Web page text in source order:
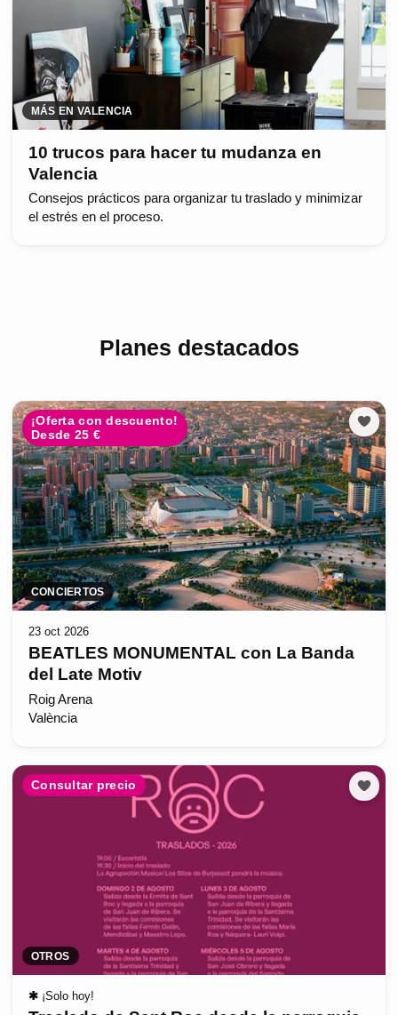
MÁS EN VALENCIA
10 trucos para hacer tu mudanza en
Valencia
Consejos prácticos para organizar tu traslado y minimizar
el estrés en el proceso.
Planes destacados
¡Oferta con descuento!
Desde 25 €
CONCIERTOS
23 oct 2026
BEATLES MONUMENTAL con La Banda
del Late Motiv
Roig Arena
València
Consultar precio
OTROS
✱ ¡Solo hoy!